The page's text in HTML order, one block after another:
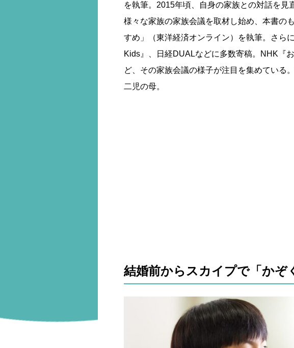
を執筆。2015年頃、自身の家族との対話を見
様々な家族の家族会議を取材し始め、本書の
すめ」（東洋経済オンライン）を執筆。さら
Kids』、日経DUALなどに多数寄稿。NHK『
ど、その家族会議の様子が注目を集めている
二児の母。
結婚前からスカイプで「かぞ